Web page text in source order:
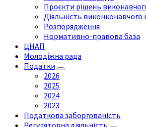
Проєкти рішень
Діяльність виконконавчого
Розпорядження
Нормативно-правова база
ЦНАП
Молодіжна рада
Податки
2026
2025
2024
2023
Податкова заборгованість